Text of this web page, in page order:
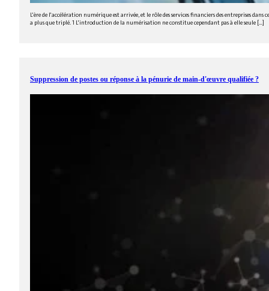
L'ère de l'accélération numérique est arrivée, et le rôle des services financiers des entreprises
a plus que triplé. 1 L'introduction de la numérisation ne constitue cependant pas à elle seule [...]
Suppression de postes ou réponse à la pénurie de main-d'œuvre qualifiée ?